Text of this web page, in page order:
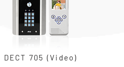
DECT 705 (Video)